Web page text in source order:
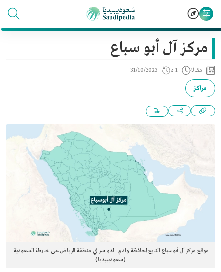
مركز آل أبو سباع
مقالة 1 د 31/10/2023
مراكز
موقع مركز آل أبوسباع التابع لمحافظة وادي الدواسر في منطقة الرياض على خارطة السعودية.
(سعوديبيديا)